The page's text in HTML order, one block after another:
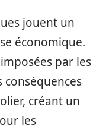
jouent un
économique.
par les
conséquences
créant un
les